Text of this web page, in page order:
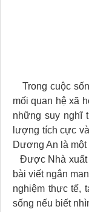
Trong cuộc
mối quan hệ xã
những suy nghĩ
lượng tích cực
Dương An là
Được Nhà xuất
bài viết ngắn
nghiệm thực tế,
sống nếu biết